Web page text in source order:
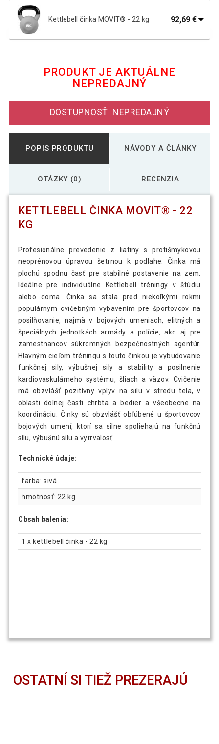
Kettlebell činka MOVIT® - 22 kg 92,69 €
KETTLEBELL ČINKA MOVIT® - 18 kg 63,49 €
Kettlebell činka MOVIT® - 2 kg 14,69 €
Kettlebell činka MOVIT® - 4 kg 18,99 €
KETTLEBELL ČINKA MOVIT® - 6 kg 28,79 €
Kettlebell činka neoprenová červená - 8
31,89 €
PRODUKT JE AKTUÁLNE
NEPREDAJNÝ
DOSTUPNOSŤ: NEPREDAJNÝ
POPIS PRODUKTU NÁVODY A ČLÁNKY
OTÁZKY (0) RECENZIA
KETTLEBELL ČINKA MOVIT® - 22
KG
Profesionálne prevedenie z liatiny s protišmykovou
neoprénovou úpravou šetrnou k podlahe. Činka má
plochú spodnú časť pre stabilné postavenie na zem.
Ideálne pre individuálne Kettlebell tréningy v štúdiu
alebo doma. Činka sa stala pred niekoľkými rokmi
populárnym cvičebným vybavením pre športovcov na
posilňovanie, najmä v bojových umeniach, elitných a
špeciálnych jednotkách armády a polície, ako aj pre
zamestnancov súkromných bezpečnostných agentúr.
Hlavným cieľom tréningu s touto činkou je vybudovanie
funkčnej sily, výbušnej sily a stability a posilnenie
kardiovaskulárneho systému, šliach a väzov. Cvičenie
má obzvlášť pozitívny vplyv na silu v stredu tela, v
oblasti dolnej časti chrbta a bedier a všeobecne na
koordináciu. Činky sú obzvlášť obľúbené u športovcov
bojových umení, ktorí sa silne spoliehajú na funkčnú
silu, výbušnú silu a vytrvalosť.
Technické údaje:
farba: sivá
hmotnosť: 22 kg
Obsah balenia:
1 x kettlebell činka - 22 kg
OSTATNÍ SI TIEŽ PREZERAJÚ